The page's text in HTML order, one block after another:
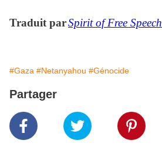
Traduit parSpirit of Free Speech
#Gaza #Netanyahou #Génocide
Partager